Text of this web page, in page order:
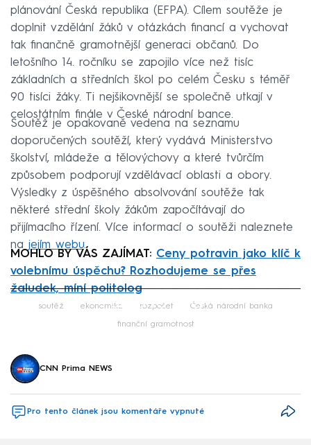
plánování Česká republika (EFPA). Cílem soutěže je
doplnit vzdělání žáků v otázkách financí a vychovat
tak finančně gramotnější generaci občanů. Do
letošního 14. ročníku se zapojilo více než tisíc
základních a středních škol po celém Česku s téměř
90 tisíci žáky. Ti nejšikovnější se společně utkají v
celostátním finále v České národní bance.
Soutěž je opakovaně vedena na seznamu
doporučených soutěží, který vydává Ministerstvo
školství, mládeže a tělovýchovy a které tvůrčím
způsobem podporují vzdělávací oblasti a obory.
Výsledky z úspěšného absolvování soutěže tak
některé střední školy žákům započítávají do
přijímacího řízení. Více informací o soutěži naleznete
na jejím webu.
MOHLO BY VÁS ZAJÍMAT: Ceny potravin jako klíč k
volebnímu úspěchu? Rozhodujeme se přes
žaludek, míní politolog
Failed to fetch
soutěž ekonomika rozpočet Česká národní banka
finanční gramotnost
CNN Prima NEWS
Pro tento článek jsou komentáře vypnuté